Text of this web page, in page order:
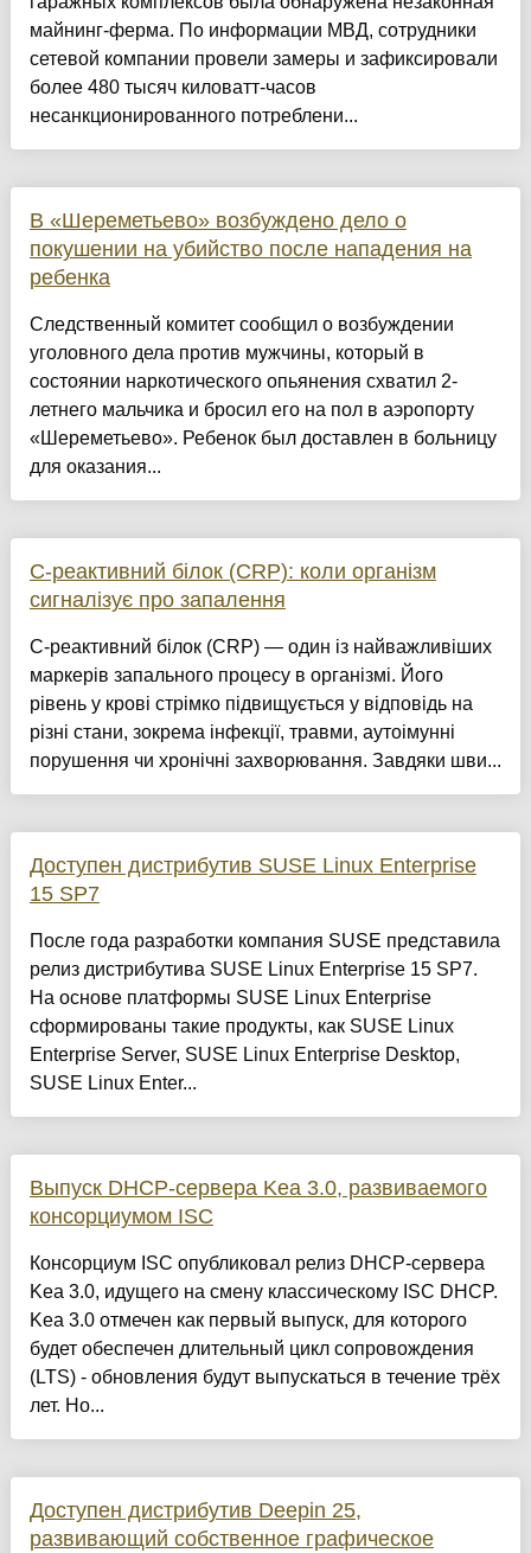
майнинг-ферма. По информации МВД, сотрудники
сетевой компании провели замеры и зафиксировали
более 480 тысяч киловатт-часов
несанкционированного потреблени...
В «Шереметьево» возбуждено дело о
покушении на убийство после нападения на
ребенка
Следственный комитет сообщил о возбуждении
уголовного дела против мужчины, который в
состоянии наркотического опьянения схватил 2-
летнего мальчика и бросил его на пол в аэропорту
«Шереметьево». Ребенок был доставлен в больницу
для оказания...
С-реактивний білок (CRP): коли організм
сигналізує про запалення
С-реактивний білок (CRP) — один із найважливіших
маркерів запального процесу в організмі. Його
рівень у крові стрімко підвищується у відповідь на
різні стани, зокрема інфекції, травми, аутоімунні
порушення чи хронічні захворювання. Завдяки шви...
Доступен дистрибутив SUSE Linux Enterprise
15 SP7
После года разработки компания SUSE представила
релиз дистрибутива SUSE Linux Enterprise 15 SP7.
На основе платформы SUSE Linux Enterprise
сформированы такие продукты, как SUSE Linux
Enterprise Server, SUSE Linux Enterprise Desktop,
SUSE Linux Enter...
Выпуск DHCP-сервера Kea 3.0, развиваемого
консорциумом ISC
Консорциум ISC опубликовал релиз DHCP-сервера
Kea 3.0, идущего на смену классическому ISC DHCP.
Kea 3.0 отмечен как первый выпуск, для которого
будет обеспечен длительный цикл сопровождения
(LTS) - обновления будут выпускаться в течение трёх
лет. Но...
Доступен дистрибутив Deepin 25,
развивающий собственное графическое